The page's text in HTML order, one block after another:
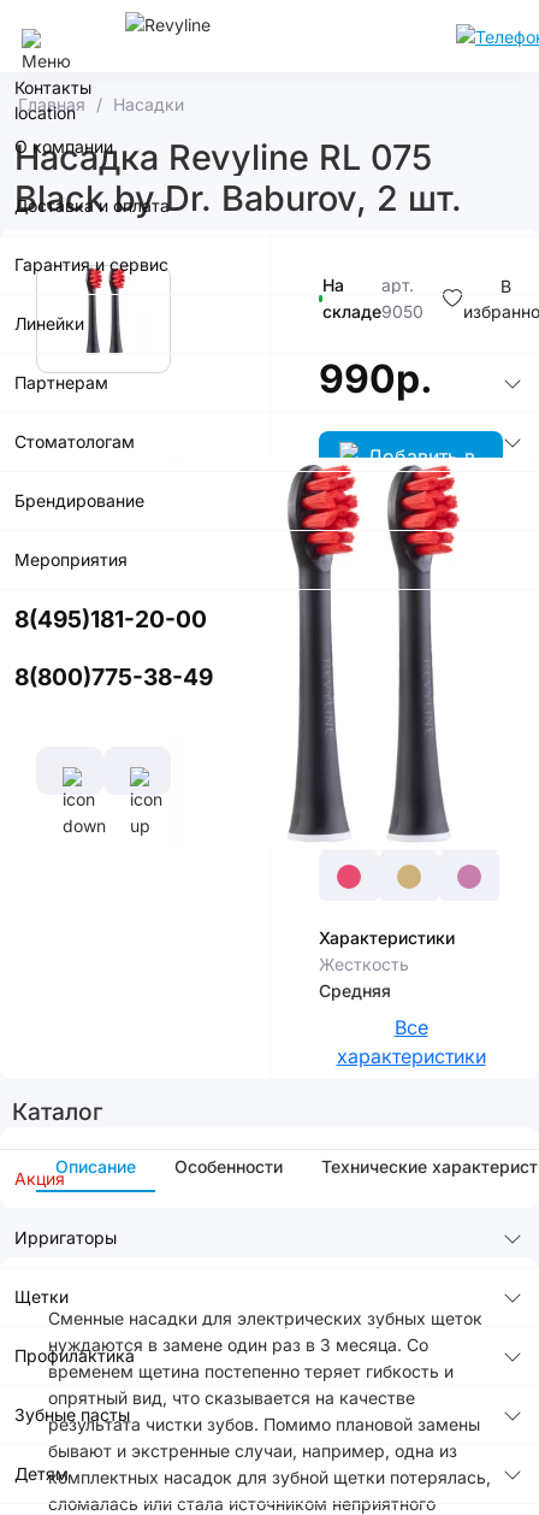
Контакты
О компании
Доставка и оплата
Гарантия и сервис
Линейки
Партнерам
Стоматологам
Брендирование
Мероприятия
8(495)181-20-00
8(800)775-38-49
Каталог
Акция
Ирригаторы
Щетки
Профилактика
Зубные пасты
Детям
Главная Насадки
Насадка Revyline RL 075
Black by Dr. Baburov, 2 шт.
На
складе
арт.
9050
В
990р.
В корзину
Купить в
приложении
со скидкой
Цвет
Характеристики
Жесткость
Средняя
Все
характеристики
Описание Особенности Технические
Сменные насадки для электрических зубных щеток
нуждаются в замене один раз в 3 месяца. Со
временем щетина постепенно теряет гибкость и
опрятный вид, что сказывается на качестве
результата чистки зубов. Помимо плановой замены
бывают и экстренные случаи, например, одна из
комплектных насадок для зубной щетки потерялась,
сломалась или стала источником неприятного